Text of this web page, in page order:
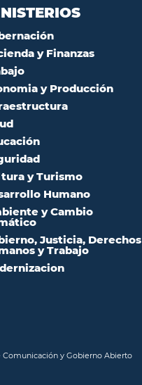
y Finanzas
y Producción
y Turismo
Humano
y Cambio
Justicia, Derechos
y Trabajo
Comunicación y Gobierno Abierto